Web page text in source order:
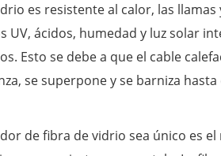
es resistente al calor, las
UV, ácidos, humedad y luz solar
Esto se debe a que el cable
se superpone y se barniza
de fibra de vidrio sea único es